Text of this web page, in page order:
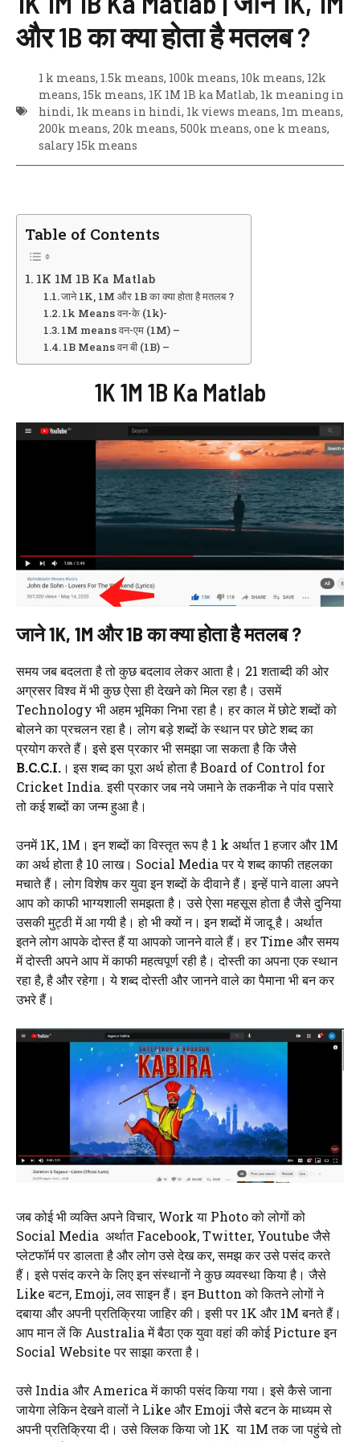
और 1B का क्या होता है मतलब ?
1 k means, 1.5k means, 100k means, 10k means, 12k
means, 15k means, 1K 1M 1B ka Matlab, 1k meaning in
hindi, 1k means in hindi, 1k views means, 1m means,
200k means, 20k means, 500k means, one k means,
salary 15k means
Table of Contents
1K 1M 1B Ka Matlab
जाने 1K, 1M और 1B का क्या होता है मतलब ?
1k Means वन-के (1k)-
1M means वन-एम (1M) –
1B Means वन बी (1B) –
1K 1M 1B Ka Matlab
जाने 1K, 1M और 1B का क्या होता है मतलब ?
समय जब बदलता है तो कुछ बदलाव लेकर आता है। 21 शताब्दी की ओर
अग्रसर विश्व में भी कुछ ऐसा ही देखने को मिल रहा है। उसमें
Technology भी अहम भूमिका निभा रहा है। हर काल में छोटे शब्दों को
बोलने का प्रचलन रहा है। लोग बड़े शब्दों के स्थान पर छोटे शब्द का
प्रयोग करते हैं। इसे इस प्रकार भी समझा जा सकता है कि जैसे
B.C.C.I. । इस शब्द का पूरा अर्थ होता है Board of Control for
Cricket India. इसी प्रकार जब नये जमाने के तकनीक ने पांव पसारे
तो कई शब्दों का जन्म हुआ है।
उनमें 1K, 1M। इन शब्दों का विस्तृत रूप है 1 k अर्थात 1 हजार और 1M
का अर्थ होता है 10 लाख। Social Media पर ये शब्द काफी तहलका
मचाते हैं। लोग विशेष कर युवा इन शब्दों के दीवाने हैं। इन्हें पाने वाला अपने
आप को काफी भाग्यशाली समझता है। उसे ऐसा महसूस होता है जैसे दुनिया
उसकी मुट्ठी में आ गयी है। हो भी क्यों न। इन शब्दों में जादू है। अर्थात
इतने लोग आपके दोस्त हैं या आपको जानने वाले हैं। हर Time और समय
में दोस्ती अपने आप में काफी महत्वपूर्ण रही है। दोस्ती का अपना एक स्थान
रहा है, है और रहेगा। ये शब्द दोस्ती और जानने वाले का पैमाना भी बन कर
उभरे हैं।
जब कोई भी व्यक्ति अपने विचार, Work या Photo को लोगों को
Social Media अर्थात Facebook, Twitter, Youtube जैसे
प्लेटफॉर्म पर डालता है और लोग उसे देख कर, समझ कर उसे पसंद करते
हैं। इसे पसंद करने के लिए इन संस्थानों ने कुछ व्यवस्था किया है। जैसे
Like बटन, Emoji, लव साइन हैं। इन Button को कितने लोगों ने
दबाया और अपनी प्रतिक्रिया जाहिर की। इसी पर 1K और 1M बनते हैं।
आप मान लें कि Australia में बैठा एक युवा वहां की कोई Picture इन
Social Website पर साझा करता है।
उसे India और America में काफी पसंद किया गया। इसे कैसे जाना
जायेगा लेकिन देखने वालों ने Like और Emoji जैसे बटन के माध्यम से
अपनी प्रतिक्रिया दी। उसे क्लिक किया जो 1K या 1M तक जा पहुंचे तो